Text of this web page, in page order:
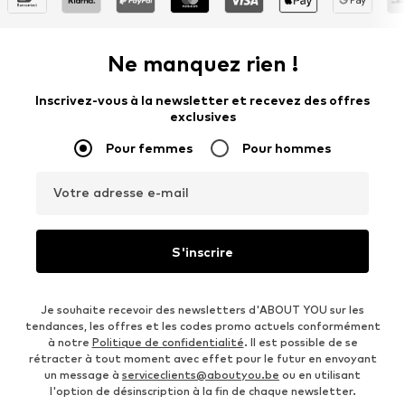
Ne manquez rien !
Inscrivez-vous à la newsletter et recevez des offres
exclusives
Pour femmes Pour hommes
Votre adresse e-mail
S'inscrire
Je souhaite recevoir des newsletters d'ABOUT YOU sur les
tendances, les offres et les codes promo actuels conformément
à notre Politique de confidentialité. Il est possible de se
rétracter à tout moment avec effet pour le futur en envoyant
un message à serviceclients@aboutyou.be ou en utilisant
l'option de désinscription à la fin de chaque newsletter.